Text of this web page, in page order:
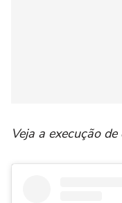
Veja a execução